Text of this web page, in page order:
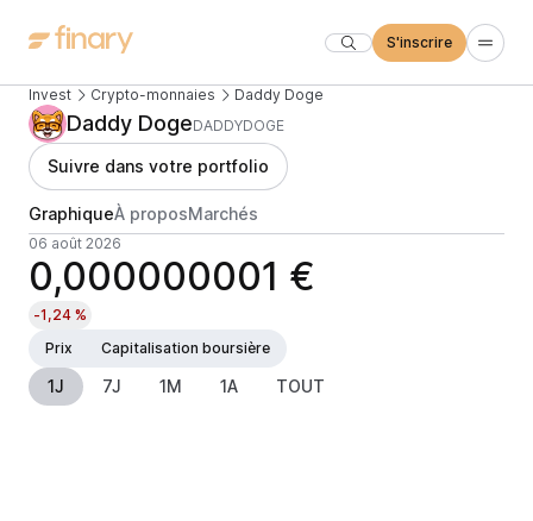
S'inscrire
Invest Crypto-monnaies Daddy Doge
Daddy DogeDADDYDOGE
Suivre dans votre portfolio
GraphiqueÀ proposMarchés
06 août 2026
0,000000001 €
-1,24 %
Prix
Capitalisation boursière
1J 7J 1M 1A TOUT